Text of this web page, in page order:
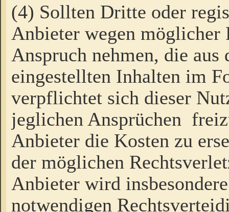
(4) Sollten Dritte oder
Anbieter wegen möglicher
Anspruch nehmen, die
eingestellten Inhalten im
verpflichtet sich dieser
jeglichen Ansprüchen
Anbieter die Kosten zu
der möglichen
Anbieter wird
notwendigen